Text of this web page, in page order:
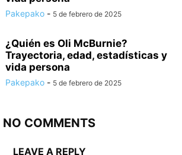
Pakepako - 5 de febrero de 2025
¿Quién es Oli McBurnie?
Trayectoria, edad, estadísticas y
vida persona
Pakepako - 5 de febrero de 2025
NO COMMENTS
LEAVE A REPLY